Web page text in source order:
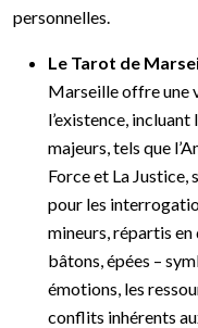
personnelles.
Le Tarot de
Marseille offre une
l’existence,
majeurs, tels que
Force et La Justice,
pour les
mineurs, répartis en
bâtons, épées –
émotions, les
conflits inhérents